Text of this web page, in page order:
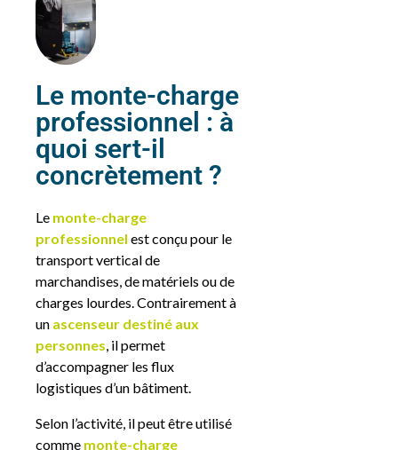
Le monte-charge
professionnel : à
quoi sert-il
concrètement ?
Le monte-charge
professionnel est conçu pour le
transport vertical de
marchandises, de matériels ou de
charges lourdes. Contrairement à
un ascenseur destiné aux
personnes, il permet
d’accompagner les flux
logistiques d’un bâtiment.
Selon l’activité, il peut être utilisé
comme monte-charge